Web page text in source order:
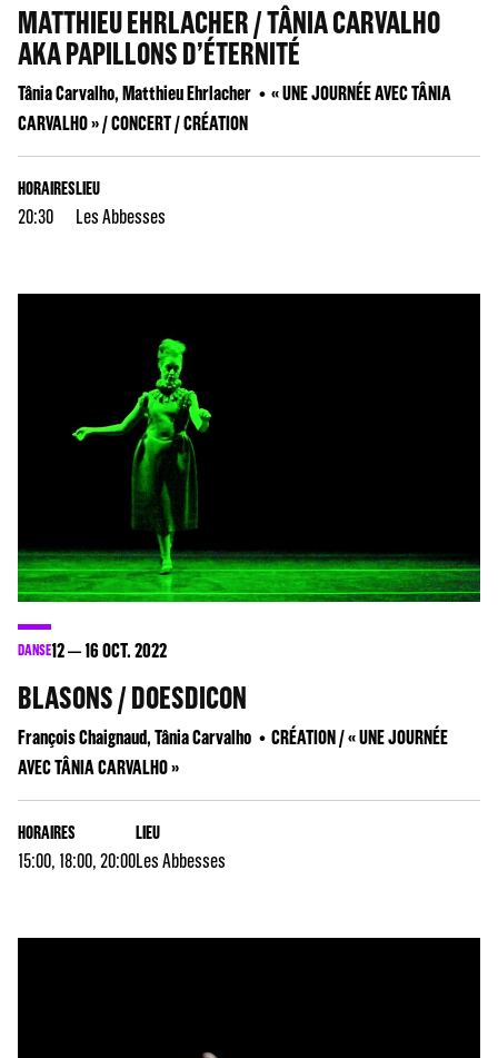
MATTHIEU EHRLACHER / TÂNIA CARVALHO
AKA PAPILLONS D’ÉTERNITÉ
Tânia Carvalho, Matthieu Ehrlacher
« UNE JOURNÉE AVEC TÂNIA
CARVALHO » / CONCERT / CRÉATION
HORAIRES
20:30
LIEU
Les Abbesses
DANSE12 16OCT. 2022
BLASONS / DOESDICON
François Chaignaud, Tânia Carvalho
CRÉATION / « UNE JOURNÉE
AVEC TÂNIA CARVALHO »
HORAIRES
15:00, 18:00, 20:00
LIEU
Les Abbesses